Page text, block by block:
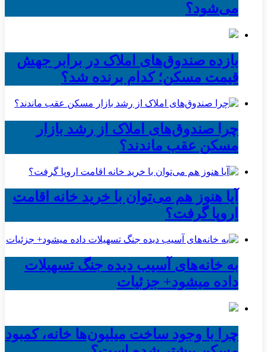
می‌شود؟
بازده صندوق‌های املاک در برابر جهش
قیمت مسکن؛ کدام برنده شد؟
چرا صندوق‌های املاک از رشد بازار
مسکن عقب ماندند؟
آیا هنوز هم می‌توان با خرید خانه اقامت
اروپا گرفت؟
به خانه‌های آسیب دیده جنگ تسهیلات
داده میشود+ جزئیات
چرا با وجود ساخت میلیون‌ها خانه، کمبود